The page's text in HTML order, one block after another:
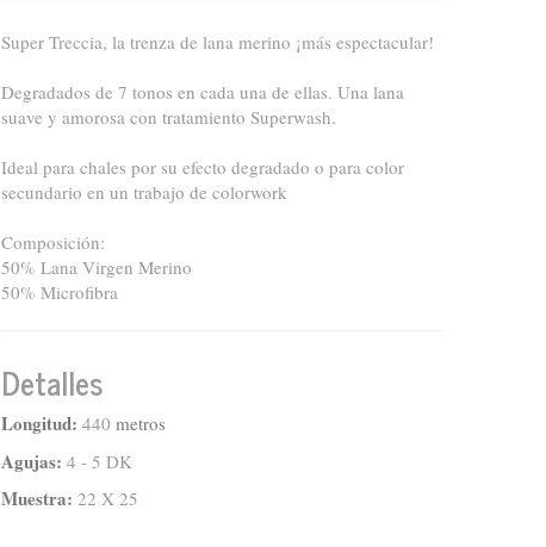
Super Treccia, la trenza de lana merino ¡más espectacular!
Degradados de 7 tonos en cada una de ellas. Una lana
suave y amorosa con tratamiento Superwash.
Ideal para chales por su efecto degradado o para color
secundario en un trabajo de colorwork
Composición:
50% Lana Virgen Merino
50% Microfibra
Detalles
Longitud: 440 metros
Agujas: 4 - 5 DK
Muestra: 22 X 25